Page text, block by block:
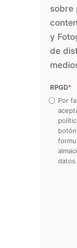
sobre
y
de
RPGD*
Por